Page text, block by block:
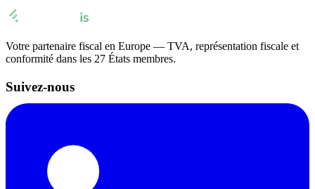
Votre partenaire fiscal en Europe — TVA, représentation fiscale et
conformité dans les 27 États membres.
Suivez-nous